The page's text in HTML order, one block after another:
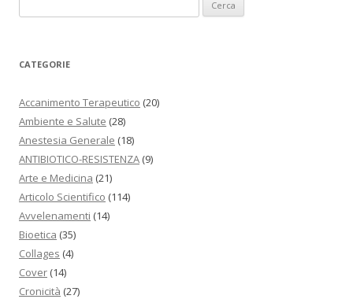
CATEGORIE
Accanimento Terapeutico (20)
Ambiente e Salute (28)
Anestesia Generale (18)
ANTIBIOTICO-RESISTENZA (9)
Arte e Medicina (21)
Articolo Scientifico (114)
Avvelenamenti (14)
Bioetica (35)
Collages (4)
Cover (14)
Cronicità (27)